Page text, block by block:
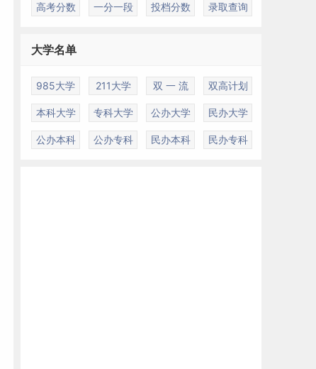
高考分数 一分一段 投档分数 录取查询
大学名单
985大学 211大学 双 一 流 双高计划
本科大学 专科大学 公办大学 民办大学
公办本科 公办专科 民办本科 民办专科